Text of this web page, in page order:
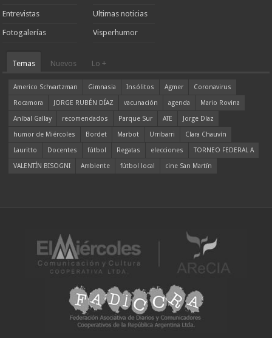
Entrevistas
Fotogalerías
Ultimas noticias
Visperhumor
Temas Nuevos Lo +
Americo Schvartzman Gimnasia Insólitos Agmer
Coronavirus
Rocamora
JORGE RUBÉN DÍAZ vacunación agenda
Mario Rovina
Aníbal Gallay
recomendados Parque Sur ATE
Jorge Díaz
humor de Miércoles
Bordet Marbot Urribarri
Clara Chauvín
Lauritto
Docentes fútbol Regatas elecciones
TORNEO FEDERAL A
VALENTÍN BISOGNI
Ambiente fútbol local cine San Martín